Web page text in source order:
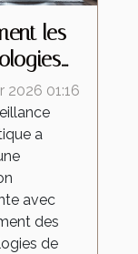
les
la
?
2026 01:16
a
avec
des
de